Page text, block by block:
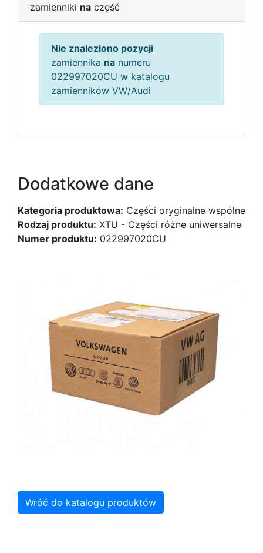
zamienniki na część
Nie znaleziono pozycji
zamiennika na numeru
022997020CU w katalogu
zamienników VW/Audi
Dodatkowe dane
Kategoria produktowa: Części oryginalne wspólne
Rodzaj produktu: XTU - Części różne uniwersalne
Numer produktu: 022997020CU
Wróć do katalogu produktów